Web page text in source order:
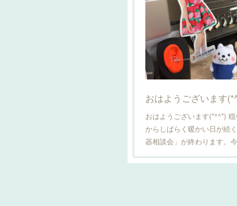
おはようございます
おはようございます(*^^*)
からしばらく暖かい日が続
器相談会」が終わります。